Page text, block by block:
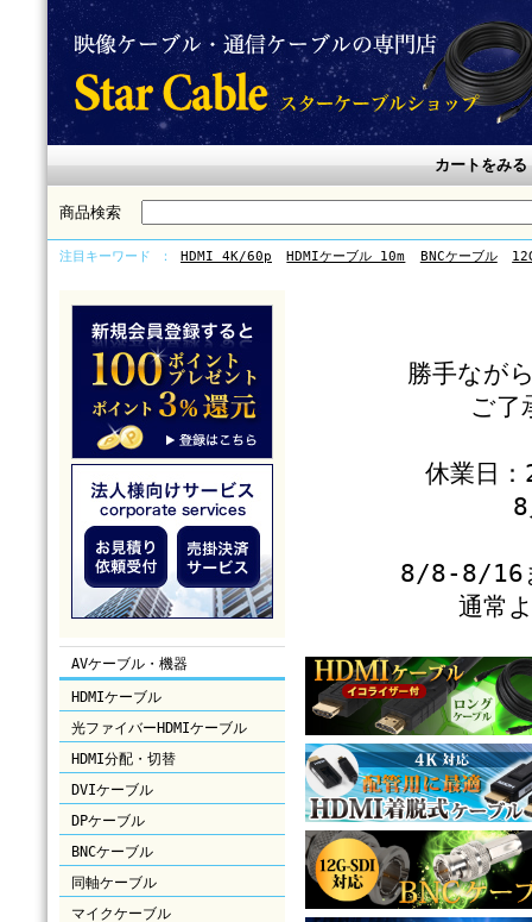
カートをみる
商品検索
注目キーワード HDMI 4K/60p HDMIケーブル 10m BNCケーブル
AVケーブル・機器
HDMIケーブル
光ファイバーHDMIケーブル
HDMI分配・切替
DVIケーブル
DPケーブル
BNCケーブル
同軸ケーブル
マイクケーブル
勝手なが
ご了
休業日
8/8-8/16
通常